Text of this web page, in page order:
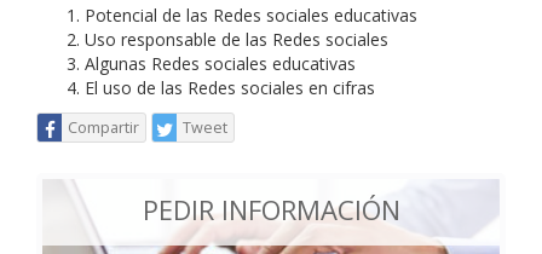
Potencial de las Redes sociales educativas
Uso responsable de las Redes sociales
Algunas Redes sociales educativas
El uso de las Redes sociales en cifras
Compartir Tweet
PEDIR INFORMACIÓN